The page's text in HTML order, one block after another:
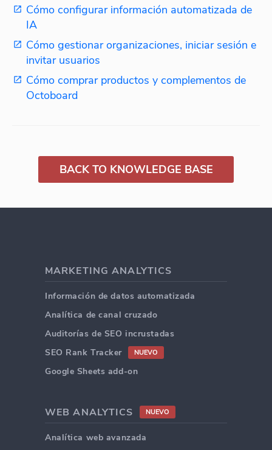
Cómo configurar información automatizada de
IA
Cómo gestionar organizaciones, iniciar sesión e
invitar usuarios
Cómo comprar productos y complementos de
Octoboard
BACK TO KNOWLEDGE BASE
MARKETING ANALYTICS
Información de datos automatizada
Analítica de canal cruzado
Auditorías de SEO incrustadas
SEO Rank Tracker
NUEVO
Google Sheets add-on
WEB ANALYTICS NUEVO
Analítica web avanzada